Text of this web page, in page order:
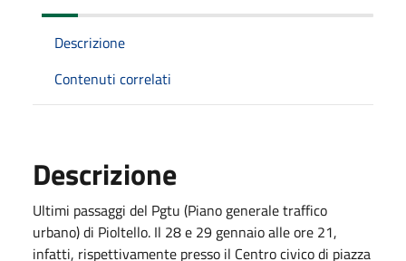
Descrizione
Contenuti correlati
Descrizione
Ultimi passaggi del Pgtu (Piano generale traffico
urbano) di Pioltello. Il 28 e 29 gennaio alle ore 21,
infatti, rispettivamente presso il Centro civico di piazza